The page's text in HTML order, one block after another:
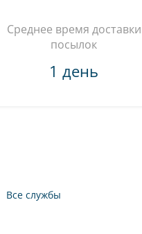
Среднее время доставки
посылок
1 день
Все службы